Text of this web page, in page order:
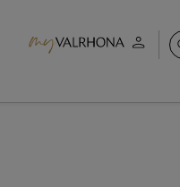
Espace client